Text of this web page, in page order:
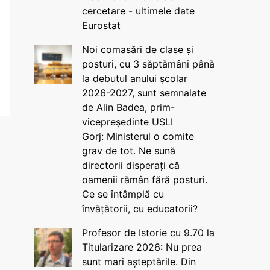
cercetare - ultimele date
Eurostat
Noi comasări de clase și
posturi, cu 3 săptămâni până
la debutul anului școlar
2026-2027, sunt semnalate
de Alin Badea, prim-
vicepreședinte USLI
Gorj: Ministerul o comite
grav de tot. Ne sună
directorii disperați că
oamenii rămân fără posturi.
Ce se întâmplă cu
învățătorii, cu educatorii?
Profesor de Istorie cu 9.70 la
Titularizare 2026: Nu prea
sunt mari așteptările. Din